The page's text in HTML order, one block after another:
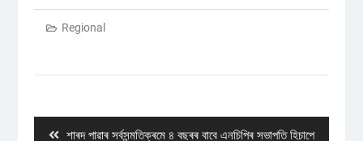
Regional
Previous
শাৰদ পাৱাৰ সৰ্বসন্মতিক্ৰমে ৪ বছৰৰ বাবে এনচিপিৰ সভাপতি হিচাপে